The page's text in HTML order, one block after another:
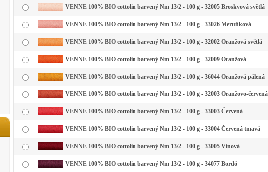
VENNE 100% BIO cottolin barvený Nm 13/2 - 100 g - 32005 Broskvová světlá
VENNE 100% BIO cottolin barvený Nm 13/2 - 100 g - 33026 Meruňková
VENNE 100% BIO cottolin barvený Nm 13/2 - 100 g - 32002 Oranžová světlá
VENNE 100% BIO cottolin barvený Nm 13/2 - 100 g - 32009 Oranžová
VENNE 100% BIO cottolin barvený Nm 13/2 - 100 g - 36044 Oranžová pálená
VENNE 100% BIO cottolin barvený Nm 13/2 - 100 g - 32003 Oranžovo-červená
VENNE 100% BIO cottolin barvený Nm 13/2 - 100 g - 33003 Červená
VENNE 100% BIO cottolin barvený Nm 13/2 - 100 g - 33004 Červená tmavá
VENNE 100% BIO cottolin barvený Nm 13/2 - 100 g - 33005 Vínová
VENNE 100% BIO cottolin barvený Nm 13/2 - 100 g - 34077 Bordó